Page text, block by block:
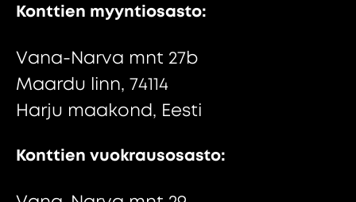
Konttien myyntiosasto:
Vana-Narva mnt 27b
Maardu linn, 74114
Harju maakond, Eesti
Konttien vuokrausosasto: